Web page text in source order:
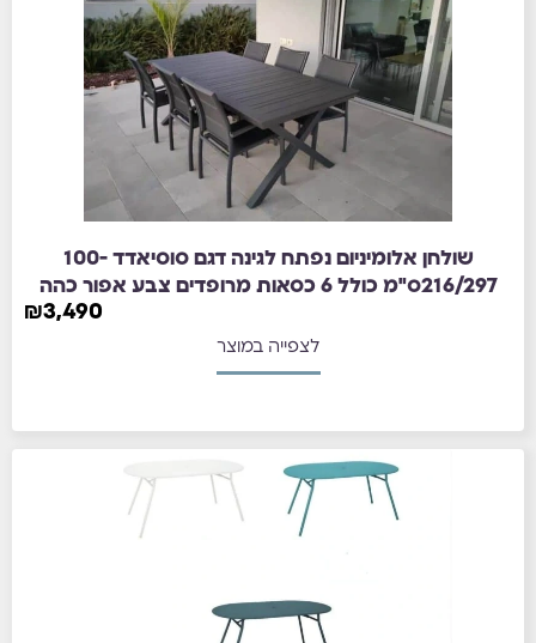
שולחן אלומיניום נפתח לגינה דגם סוסיאדד 100-
216/297ס"מ כולל 6 כסאות מרופדים צבע אפור כהה
₪3,490
לצפייה במוצר